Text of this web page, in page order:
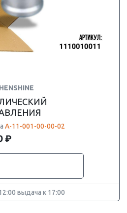
HENSHINE
А-11-001-00-00-02
₽
выдача к 17:00